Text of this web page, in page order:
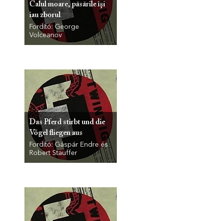
Calul moare, păsările îşi
iau zborul
Fordító: George
Volceanov
Das Pferd stirbt und die
Vögel fliegen aus
Fordító: Gáspár Endre és
Robert Stauffer